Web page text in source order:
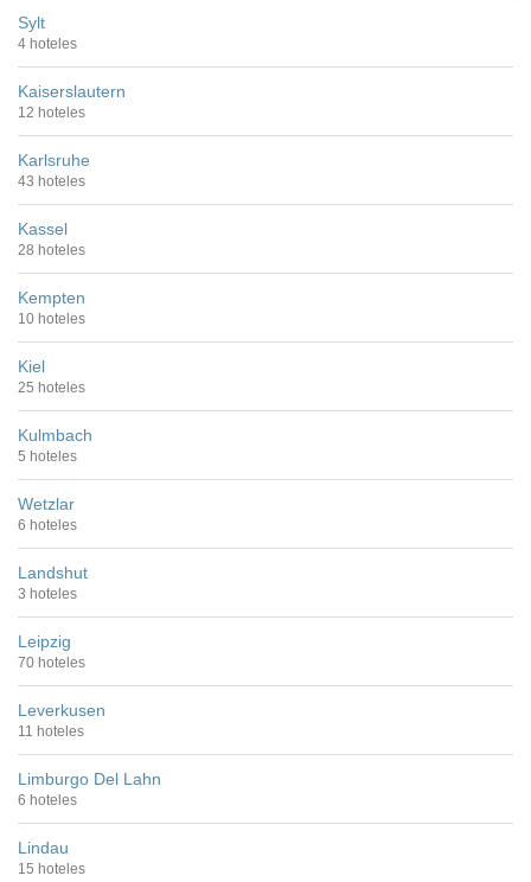
Sylt
4 hoteles
Kaiserslautern
12 hoteles
Karlsruhe
43 hoteles
Kassel
28 hoteles
Kempten
10 hoteles
Kiel
25 hoteles
Kulmbach
5 hoteles
Wetzlar
6 hoteles
Landshut
3 hoteles
Leipzig
70 hoteles
Leverkusen
11 hoteles
Limburgo Del Lahn
6 hoteles
Lindau
15 hoteles